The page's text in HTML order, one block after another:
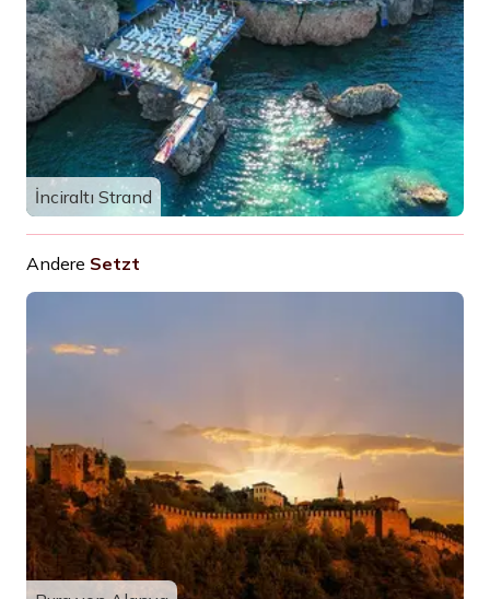
İnciraltı Strand
Andere Setzt